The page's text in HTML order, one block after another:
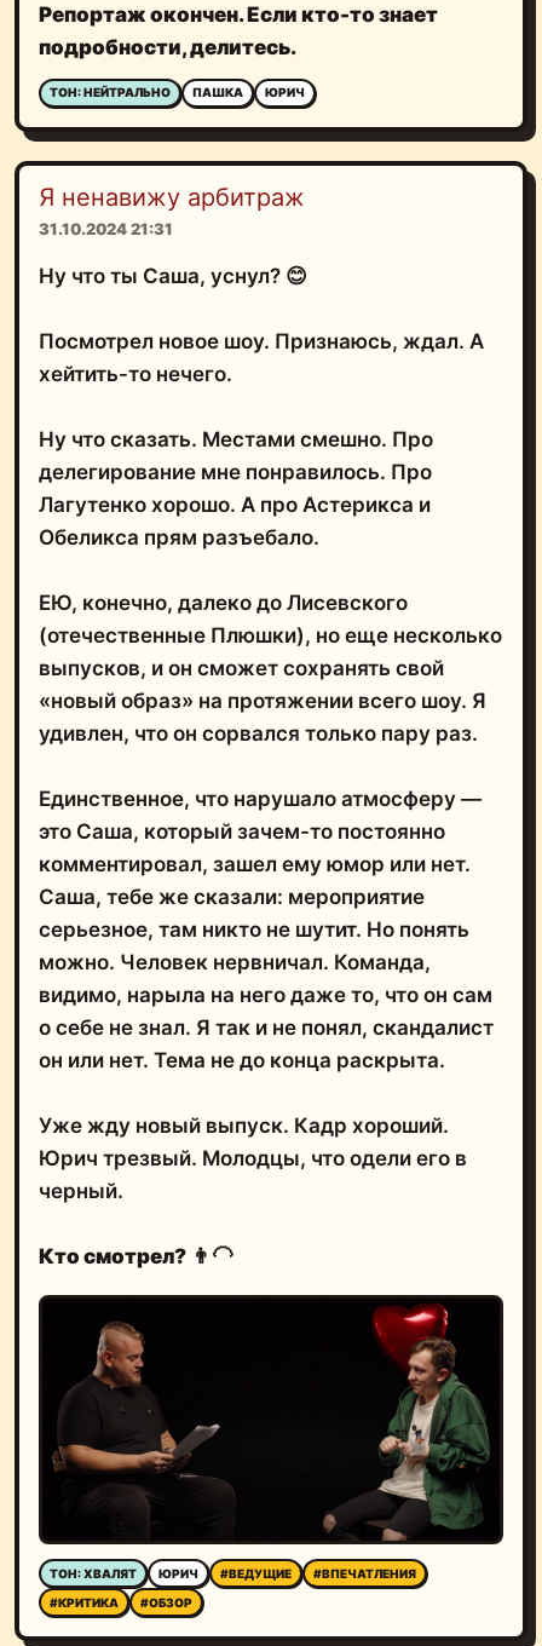
Репортаж окончен. Если кто-то знает
подробности, делитесь.
ТОН: НЕЙТРАЛЬНО ПАШКА ЮРИЧ
Я ненавижу арбитраж
31.10.2024 21:31
Ну что ты Саша, уснул? 😊
Посмотрел новое шоу. Признаюсь, ждал. А
хейтить-то нечего.
Ну что сказать. Местами смешно. Про
делегирование мне понравилось. Про
Лагутенко хорошо. А про Астерикса и
Обеликса прям разъебало.
ЕЮ, конечно, далеко до Лисевского
(отечественные Плюшки), но еще несколько
выпусков, и он сможет сохранять свой
«новый образ» на протяжении всего шоу. Я
удивлен, что он сорвался только пару раз.
Единственное, что нарушало атмосферу ―
это Саша, который зачем-то постоянно
комментировал, зашел ему юмор или нет.
Саша, тебе же сказали: мероприятие
серьезное, там никто не шутит. Но понять
можно. Человек нервничал. Команда,
видимо, нарыла на него даже то, что он сам
о себе не знал. Я так и не понял, скандалист
он или нет. Тема не до конца раскрыта.
Уже жду новый выпуск. Кадр хороший.
Юрич трезвый. Молодцы, что одели его в
черный.
Кто смотрел? 👨‍🦲
ТОН: ХВАЛЯТ ЮРИЧ #ВЕДУЩИЕ
#ВПЕЧАТЛЕНИЯ
#КРИТИКА
#ОБЗОР